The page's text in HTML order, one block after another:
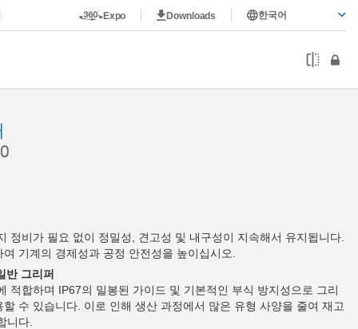
Expo Downloads 한국어
정비가 필요 없이 정밀성, 견고성 및 내구성이 지속해서 유지됩니다.
기계의 경제성과 공정 안전성을 높이십시오.
반 그리퍼
적합하며 IP67의 밀봉된 가이드 및 기본적인 부식 방지성으로 그리
수 있습니다. 이로 인해 생산 과정에서 많은 유형 사양을 줄여 재고
니다.